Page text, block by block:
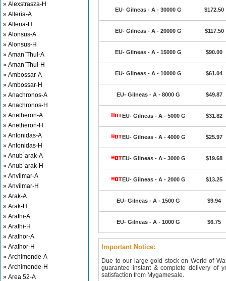
» Alexstrasza-H
» Alleria-A
» Alleria-H
» Alonsus-A
» Alonsus-H
» Aman`Thul-A
» Aman`Thul-H
» Ambossar-A
» Ambossar-H
» Anachronos-A
» Anachronos-H
» Anetheron-A
» Anetheron-H
» Antonidas-A
» Antonidas-H
» Anub`arak-A
» Anub`arak-H
» Anvilmar-A
» Anvilmar-H
» Arak-A
» Arak-H
» Arathi-A
» Arathi-H
» Arathor-A
» Arathor-H
» Archimonde-A
» Archimonde-H
» Area 52-A
EU- Gilneas - A - 30000 G $172.50
EU- Gilneas - A - 20000 G $117.50
EU- Gilneas - A - 15000 G $90.00
EU- Gilneas - A - 10000 G $61.04
EU- Gilneas - A - 8000 G $49.87
EU- Gilneas - A - 5000 G $31.82
EU- Gilneas - A - 4000 G $25.97
EU- Gilneas - A - 3000 G $19.68
EU- Gilneas - A - 2000 G $13.25
EU- Gilneas - A - 1500 G $9.94
EU- Gilneas - A - 1000 G $6.75
Important Notice:
Due to our large gold stock on World of
guarantee instant & complete delivery of
satisfaction from Mygamesale.